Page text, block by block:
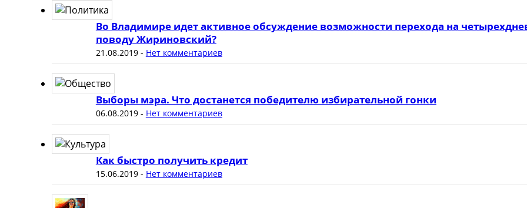
Во Владимире идет активное обсуждение возможности перехода на
поводу Жириновский?
21.08.2019- Нет комментариев
Выборы мэра. Что достанется победителю избирательной гонки
06.08.2019- Нет комментариев
Как быстро получить кредит
15.06.2019- Нет комментариев